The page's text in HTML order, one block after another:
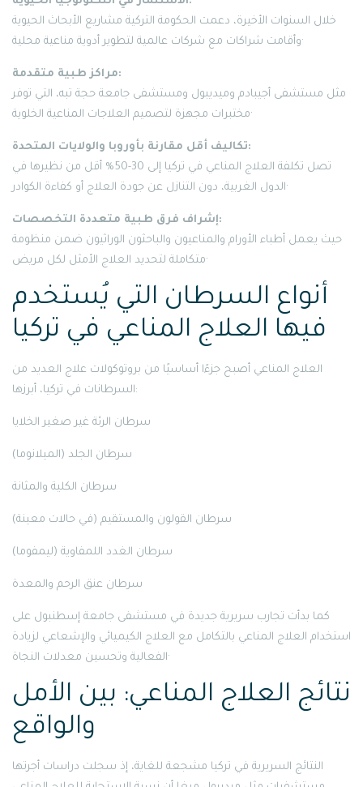
خلال السنوات الأخيرة، دعمت الحكومة التركية مشاريع الأبحاث الحيوية
وأقامت شراكات مع شركات عالمية لتطوير أدوية مناعية محلية·
مراكز طبية متقدمة:
مثل مستشفى أجيبادم وميديبول ومستشفى جامعة حجة تبه، التي توفر
مختبرات مجهزة لتصميم العلاجات المناعية الخلوية·
تكاليف أقل مقارنة بأوروبا والولايات المتحدة:
تصل تكلفة العلاج المناعي في تركيا إلى 30-50% أقل من نظيرها في
الدول الغربية، دون التنازل عن جودة العلاج أو كفاءة الكوادر·
إشراف فرق طبية متعددة التخصصات:
حيث يعمل أطباء الأورام والمناعيون والباحثون الوراثيون ضمن منظومة
متكاملة لتحديد العلاج الأمثل لكل مريض·
أنواع السرطان التي يُستخدم
فيها العلاج المناعي في تركيا
العلاج المناعي أصبح جزءًا أساسيًا من بروتوكولات علاج العديد من
السرطانات في تركيا، أبرزها:
سرطان الرئة غير صغير الخلايا
سرطان الجلد (الميلانوما)
سرطان الكلية والمثانة
سرطان القولون والمستقيم (في حالات معينة)
سرطان الغدد اللمفاوية (ليمفوما)
سرطان عنق الرحم والمعدة
كما بدأت تجارب سريرية جديدة في مستشفى جامعة إسطنبول على
استخدام العلاج المناعي بالتكامل مع العلاج الكيميائي والإشعاعي لزيادة
الفعالية وتحسين معدلات النجاة·
نتائج العلاج المناعي: بين الأمل
والواقع
النتائج السريرية في تركيا مشجعة للغاية، إذ سجلت دراسات أجرتها